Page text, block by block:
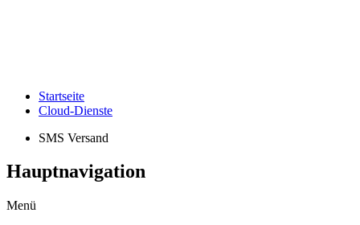
Startseite
Cloud-Dienste
SMS Versand
Hauptnavigation
Menü